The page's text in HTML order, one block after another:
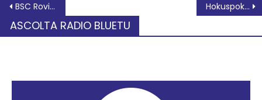
BSC Rovigo – Risultati Seniores Hokuspokus al Sociale a Rovigo
ASCOLTA RADIO BLUETU